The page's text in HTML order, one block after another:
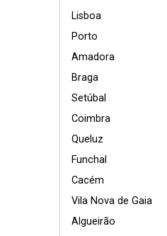
Lisboa
Porto
Amadora
Braga
Setúbal
Coimbra
Queluz
Funchal
Cacém
Vila Nova de Gaia
Algueirão